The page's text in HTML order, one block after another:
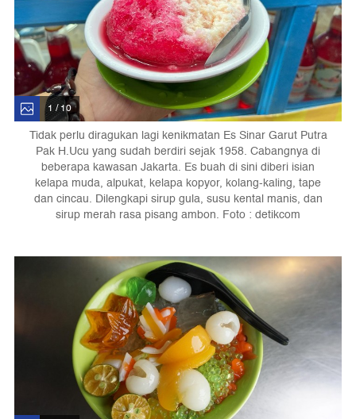
1 / 10
Tidak perlu diragukan lagi kenikmatan Es Sinar Garut Putra
Pak H.Ucu yang sudah berdiri sejak 1958. Cabangnya di
beberapa kawasan Jakarta. Es buah di sini diberi isian
kelapa muda, alpukat, kelapa kopyor, kolang-kaling, tape
dan cincau. Dilengkapi sirup gula, susu kental manis, dan
sirup merah rasa pisang ambon. Foto : detikcom